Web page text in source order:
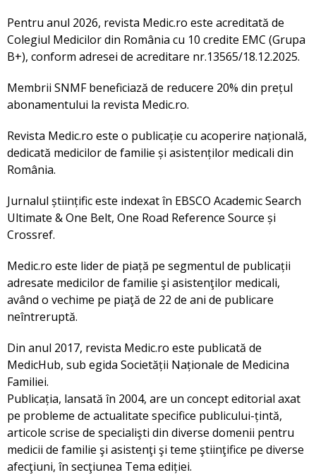
Pentru anul 2026, revista Medic.ro este acreditată de
Colegiul Medicilor din România cu 10 credite EMC (Grupa
B+), conform adresei de acreditare nr.13565/18.12.2025.
Membrii SNMF beneficiază de reducere 20% din prețul
abonamentului la revista Medic.ro.
Revista Medic.ro este o publicație cu acoperire națională,
dedicată medicilor de familie și asistenților medicali din
România.
Jurnalul științific este indexat în EBSCO Academic Search
Ultimate & One Belt, One Road Reference Source și
Crossref.
Medic.ro este lider de piață pe segmentul de publicații
adresate medicilor de familie şi asistenţilor medicali,
având o vechime pe piaţă de 22 de ani de publicare
neîntreruptă.
Din anul 2017, revista Medic.ro este publicată de
MedicHub, sub egida Societății Naționale de Medicina
Familiei.
Publicația, lansată în 2004, are un concept editorial axat
pe probleme de actualitate specifice publicului-țintă,
articole scrise de specialişti din diverse domenii pentru
medicii de familie şi asistenţi şi teme ştiinţifice pe diverse
afecţiuni, în secţiunea Tema ediției.